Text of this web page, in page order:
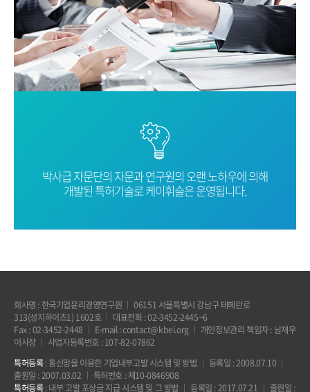
박사급 자문단의 자문과 연구원의 오랜노하우에 의해
개발된 특허기술로케이휘슬은 운영됩니다.
회사명 : 한국기업윤리경영연구원
06151 서울특별시 강남구 테헤란로
313(성지하이츠1) 1602호
대표전화 : 02-3452-2445~6
Fax : 02-3452-2448
E-mail : contact@kbei.org
개인정보관리 책임자 : 남재우
이사장
사업자등록번호 : 107-82-07862
특허등록: 통신망을 이용한 기업내부고발 시스템 및 방법
등록일 : 2008.07.10
출원일 : 2007.03.02
특허번호 : 제10-0846908
특허등록: 내부 고발 포상금 지급 시스템 및 그 방법 등록일 : 2017.07.21 출원일 :